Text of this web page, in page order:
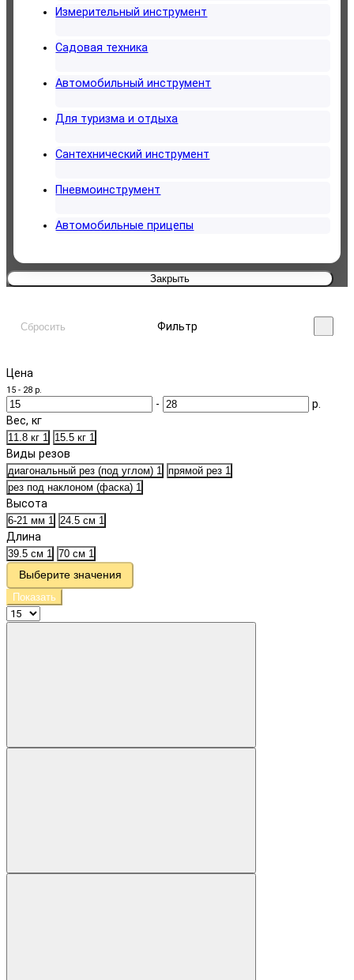
Измерительный инструмент
Садовая техника
Автомобильный инструмент
Для туризма и отдыха
Сантехнический инструмент
Пневмоинструмент
Автомобильные прицепы
Закрыть
Фильтр
Сбросить
15 - 28 р.
Цена
-
р.
Вес, кг
11.8 кг 1 15.5 кг 1
Виды резов
диагональный рез (под углом) 1 прямой рез 1
рез под наклоном (фаска) 1
Высота
6-21 мм 1 24.5 см 1
Длина
39.5 см 1 70 см 1
Выберите значения
Показать